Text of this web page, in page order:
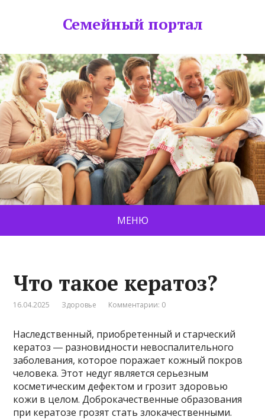
Семейный портал
МЕНЮ
Что такое кератоз?
16.04.2025 Здоровье Комментарии: 0
Наследственный, приобретенный и старческий
кератоз ― разновидности невоспалительного
заболевания, которое поражает кожный покров
человека. Этот недуг является серьезным
косметическим дефектом и грозит здоровью
кожи в целом. Доброкачественные образования
при кератозе грозят стать злокачественными.